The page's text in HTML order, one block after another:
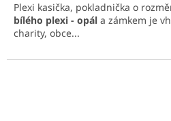
Plexi kasička, pokladnička o
bílého plexi - opál a zámkem je
charity, obce...